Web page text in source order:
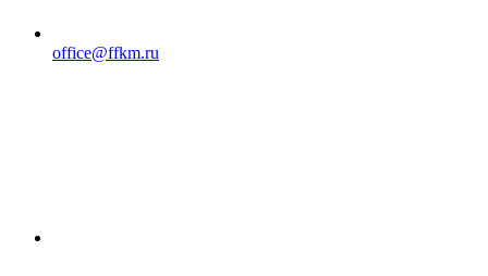
office@ffkm.ru